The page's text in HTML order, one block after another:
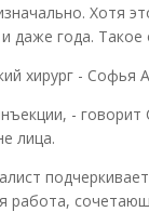
Хотя
даже года.
хирург -
-
лица.
работа,